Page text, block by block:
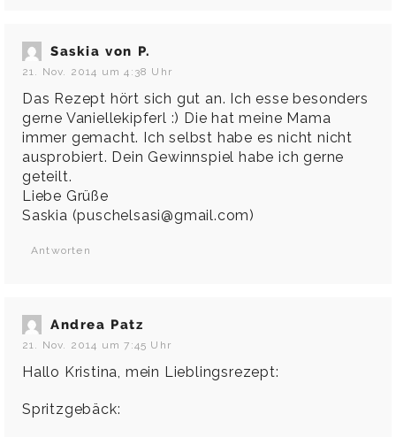
Saskia von P.
21. Nov. 2014 um 4:38 Uhr
Das Rezept hört sich gut an. Ich esse besonders
gerne Vaniellekipferl :) Die hat meine Mama
immer gemacht. Ich selbst habe es nicht nicht
ausprobiert. Dein Gewinnspiel habe ich gerne
geteilt.
Liebe Grüße
Saskia (puschelsasi@gmail.com)
Antworten
Andrea Patz
21. Nov. 2014 um 7:45 Uhr
Hallo Kristina, mein Lieblingsrezept:
Spritzgebäck: